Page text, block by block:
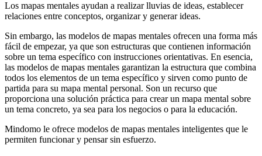
Los mapas mentales ayudan a realizar lluvias de ideas, establecer
relaciones entre conceptos, organizar y generar ideas.
Sin embargo, las modelos de mapas mentales ofrecen una forma más
fácil de empezar, ya que son estructuras que contienen información
sobre un tema específico con instrucciones orientativas. En esencia,
las modelos de mapas mentales garantizan la estructura que combina
todos los elementos de un tema específico y sirven como punto de
partida para su mapa mental personal. Son un recurso que
proporciona una solución práctica para crear un mapa mental sobre
un tema concreto, ya sea para los negocios o para la educación.
Mindomo le ofrece modelos de mapas mentales inteligentes que le
permiten funcionar y pensar sin esfuerzo.